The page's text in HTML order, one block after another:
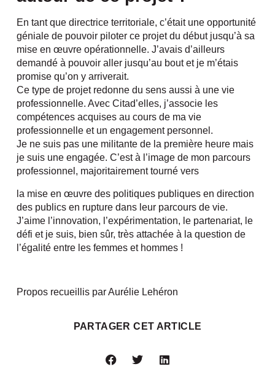
En tant que directrice territoriale, c’était une opportunité
géniale de pouvoir piloter ce projet du début jusqu’à sa
mise en œuvre opérationnelle. J’avais d’ailleurs
demandé à pouvoir aller jusqu’au bout et je m’étais
promise qu’on y arriverait.
Ce type de projet redonne du sens aussi à une vie
professionnelle. Avec Citad’elles, j’associe les
compétences acquises au cours de ma vie
professionnelle et un engagement personnel.
Je ne suis pas une militante de la première heure mais
je suis une engagée. C’est à l’image de mon parcours
professionnel, majoritairement tourné vers
la mise en œuvre des politiques publiques en direction
des publics en rupture dans leur parcours de vie.
J’aime l’innovation, l’expérimentation, le partenariat, le
défi et je suis, bien sûr, très attachée à la question de
l’égalité entre les femmes et hommes !
Propos recueillis par Aurélie Lehéron
PARTAGER CET ARTICLE